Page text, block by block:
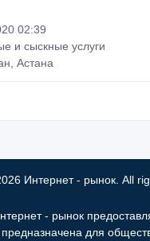
02:39
и сыскные услуги
Астана
Интернет - рынок. All
- рынок
для